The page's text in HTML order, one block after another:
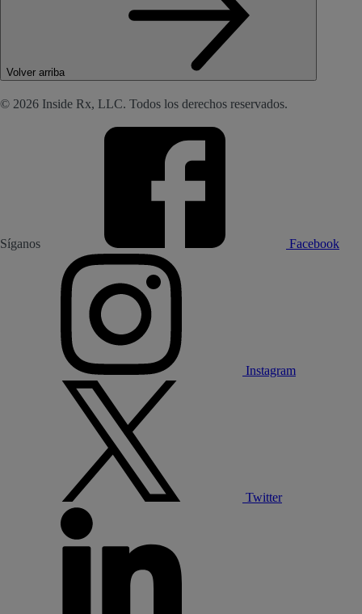
Volver arriba
© 2026 Inside Rx, LLC. Todos los derechos reservados.
Síganos Facebook
Instagram
Twitter